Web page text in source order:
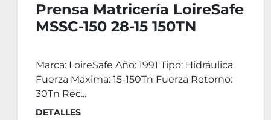
Prensa hidráulica MHG
ER.2S.DM-300/2100
Prensa hidráulica para pruebas y retoques
troqueles MHG 300T modelo ER.2S.DM-
300/2100 Prensa hidr...
DETALLES